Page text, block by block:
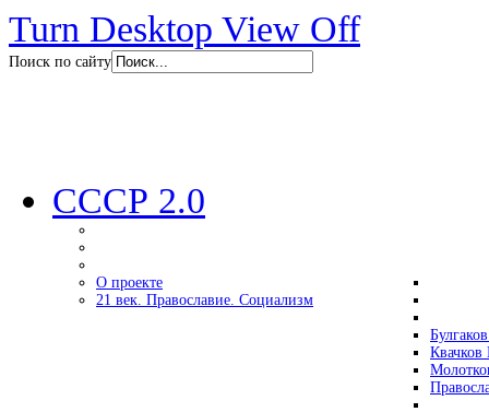
Turn Desktop View Off
Поиск по сайту
СССР 2.0
О проекте
21 век. Православие. Социализм